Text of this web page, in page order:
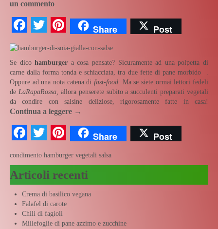
un commento
Facebook
TwitterPinterest
Share Post
Se dicohamburger a cosa pensate? Sicuramente ad una polpetta di
carne dalla forma tonda e schiacciata, tra due fette di pane morbido
Oppure ad una nota catena di fast-food . Ma se siete ormai lettori fedeli
de LaRapaRossa, allora penserete subito a succulenti preparati vegetali
da condire con salsine deliziose, rigorosamente fatte in casa!
Continua a leggere →
Facebook
TwitterPinterest
Share Post
condimento hamburger vegetali salsa
Articoli recenti
Crema di basilico vegana
Falafel di carote
Chili di fagioli
Millefoglie di pane azzimo e zucchine